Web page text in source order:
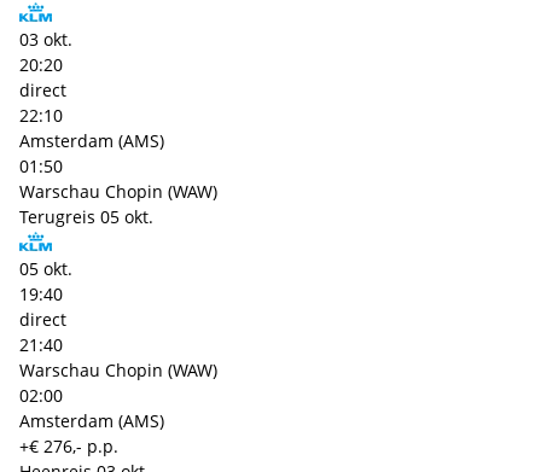
03 okt.
20:20
direct
22:10
Amsterdam (AMS)
01:50
Warschau Chopin (WAW)
Terugreis 05 okt.
05 okt.
19:40
direct
21:40
Warschau Chopin (WAW)
02:00
Amsterdam (AMS)
+€ 276,- p.p.